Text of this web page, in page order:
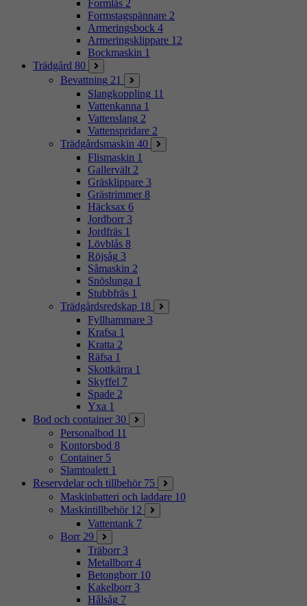
Formlås 2
Formstagspännare 2
Armeringsbock 4
Armeringsklippare 12
Bockmaskin 1
Trädgård 80
Bevattning 21
Slangkoppling 11
Vattenkanna 1
Vattenslang 2
Vattenspridare 2
Trädgårdsmaskin 40
Flismaskin 1
Gallervält 2
Gräsklippare 3
Grästrimmer 8
Häcksax 6
Jordborr 3
Jordfräs 1
Lövblås 8
Röjsåg 3
Såmaskin 2
Snöslunga 1
Stubbfräs 1
Trädgårdsredskap 18
Fyllhammare 3
Krafsa 1
Kratta 2
Räfsa 1
Skottkärra 1
Skyffel 7
Spade 2
Yxa 1
Bod och container 30
Personalbod 11
Kontorsbod 8
Container 5
Slamtoalett 1
Reservdelar och tillbehör 75
Maskinbatteri och laddare 10
Maskintillbehör 12
Vattentank 7
Borr 29
Träborr 3
Metallborr 4
Betongborr 10
Kakelborr 3
Hålsåg 7